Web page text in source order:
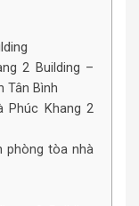
2 Building –
Tân Bình
Phúc Khang 2
phòng tòa nhà